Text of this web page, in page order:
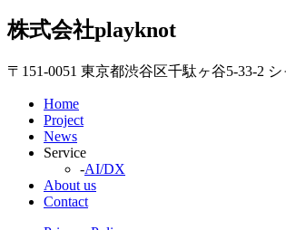
株式会社playknot
〒151-0051 東京都渋谷区千駄ヶ谷5-33-2
Home
Project
News
Service
-AI/DX
About us
Contact